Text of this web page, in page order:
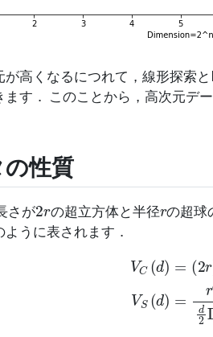
が高くなるにつれて，線形探索
す． このことから，高次元デ
性質
さが
2
の超立方体と半径 の超球
うに表されます．
2r d V )=